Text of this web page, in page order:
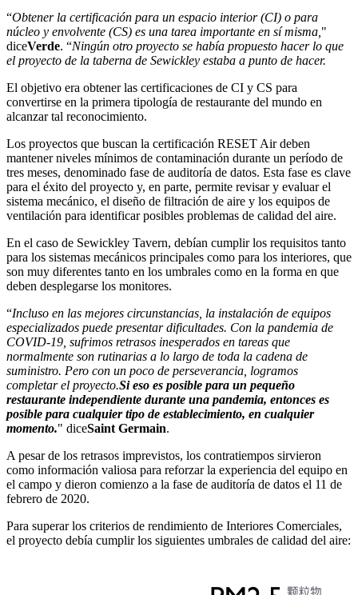
“Obtener la certificación para un espacio interior (CI) o para
núcleo y envolvente (CS) es una tarea importante en sí misma, "
diceVerde. “Ningún otro proyecto se había propuesto hacer lo que
el proyecto de la taberna de Sewickley estaba a punto de hacer.
El objetivo era obtener las certificaciones de CI y CS para
convertirse en la primera tipología de restaurante del mundo en
alcanzar tal reconocimiento.
Los proyectos que buscan la certificación RESET Air deben
mantener niveles mínimos de contaminación durante un período de
tres meses, denominado fase de auditoría de datos. Esta fase es clave
para el éxito del proyecto y, en parte, permite revisar y evaluar el
sistema mecánico, el diseño de filtración de aire y los equipos de
ventilación para identificar posibles problemas de calidad del aire.
En el caso de Sewickley Tavern, debían cumplir los requisitos tanto
para los sistemas mecánicos principales como para los interiores, que
son muy diferentes tanto en los umbrales como en la forma en que
deben desplegarse los monitores.
“Incluso en las mejores circunstancias, la instalación de equipos
especializados puede presentar dificultades. Con la pandemia de
COVID-19, sufrimos retrasos inesperados en tareas que
normalmente son rutinarias a lo largo de toda la cadena de
suministro. Pero con un poco de perseverancia, logramos
completar el proyecto.Si eso es posible para un pequeño
restaurante independiente durante una pandemia, entonces es
posible para cualquier tipo de establecimiento, en cualquier
momento." diceSaint Germain.
A pesar de los retrasos imprevistos, los contratiempos sirvieron
como información valiosa para reforzar la experiencia del equipo en
el campo y dieron comienzo a la fase de auditoría de datos el 11 de
febrero de 2020.
Para superar los criterios de rendimiento de Interiores Comerciales,
el proyecto debía cumplir los siguientes umbrales de calidad del aire: